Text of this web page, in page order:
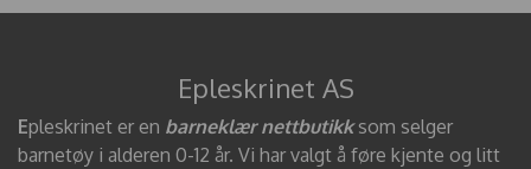
Epleskrinet AS
Epleskrinet er en barneklær nettbutikksom selger
barnetøy i alderen 0-12 år. Vi har valgt å føre kjente og litt